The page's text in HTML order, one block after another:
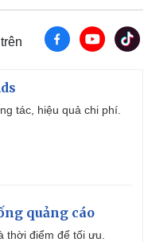
tác, hiệu quả chi phí.
quảng cáo
thời điểm để tối ưu.